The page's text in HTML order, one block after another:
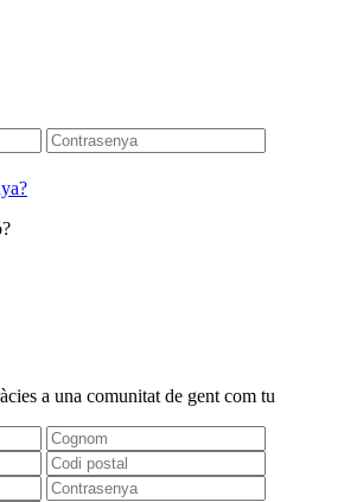
a una comunitat de gent com tu